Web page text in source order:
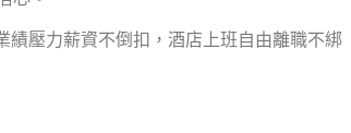
壓力薪資不倒扣，酒店上班自由離職不綁